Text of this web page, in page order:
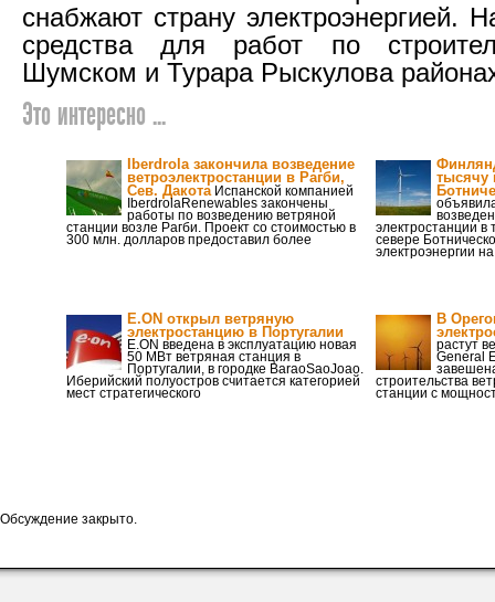
снабжают страну электроэнергией.
средства для работ по
Шумском и Турара Рыскулова
Это интересно ...
Iberdrola закончила возведение
ветроэлектростанции в Рагби,
Сев. ДакотаИспанской компанией
IberdrolaRenewables закончены
работы по возведению ветряной
станции возле Рагби. Проект со стоимостью в
300 млн. долларов предоставил более
тысячу
электростанции в
севере
электроэнергии
E.ON открыл ветряную
электростанцию в Португалии
E.ON введена в эксплуатацию новая
50 МВт ветряная станция в
Португалии, в городке BaraoSaoJoao.
Иберийский полуостров считается категорией
мест стратегического
В
растут
General
строительства
станции с
Обсуждение закрыто.